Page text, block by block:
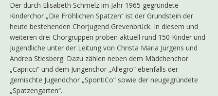
Der durch Elisabeth Schmelz im Jahr 1965 gegründete
Kinderchor „Die Fröhlichen Spatzen“ ist der Grundstein der
heute bestehenden Chorjugend Grevenbrück. In diesem und
weiteren drei Chorgruppen proben aktuell rund 150 Kinder und
Jugendliche unter der Leitung von Christa Maria Jürgens und
Andrea Stiesberg. Dazu zählen neben dem Mädchenchor
„Capricci“ und dem Jungenchor „Allegro“ ebenfalls der
gemischte Jugendchor „SpontiCo“ sowie der neugegründete
„Spatzengarten“.